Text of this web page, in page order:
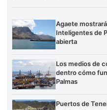
Agaete
Inteligentes de
abierta
Los medios de
dentro cómo
Palmas
Puertos de